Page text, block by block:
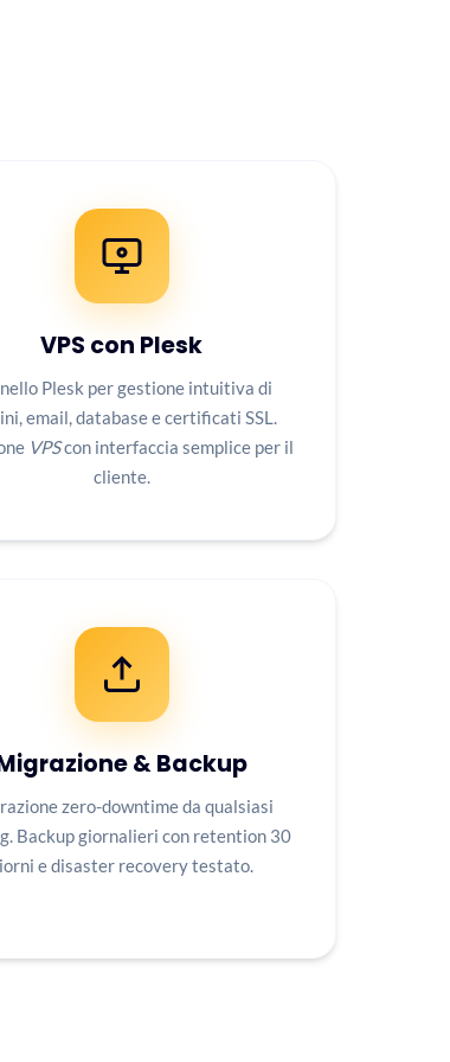
VPS con Plesk
Plesk per gestione intuitiva di
email, database e certificati SSL.
VPScon interfaccia semplice per il
cliente.
& Backup
zero-downtime da qualsiasi
Backup giornalieri con retention 30
e disaster recovery testato.